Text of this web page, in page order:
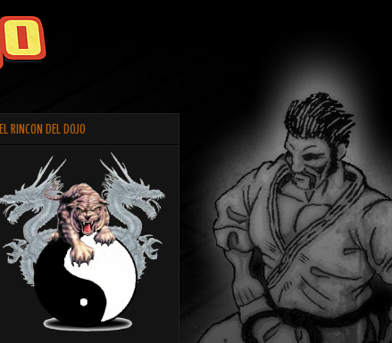
EL RINCON DEL DOJO